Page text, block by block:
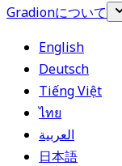
Gradionについて
English
Deutsch
Tiếng Việt
ไทย
العربية
日本語